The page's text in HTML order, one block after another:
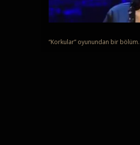
“Korkular” oyunundan bir bölüm.